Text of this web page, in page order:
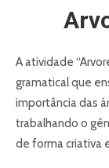
A atividade
gramatical que
importância das
trabalhando o
de forma criativa